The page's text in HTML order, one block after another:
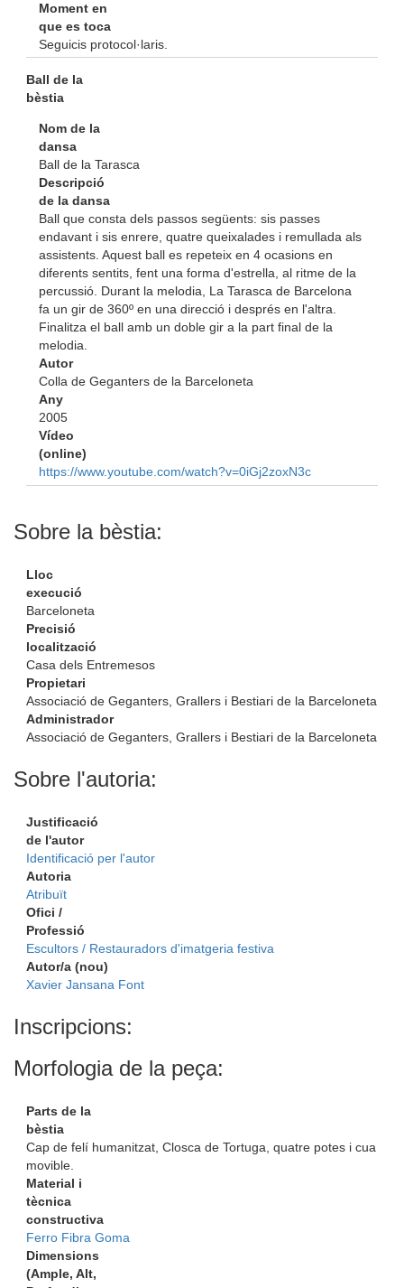
Moment en
que es toca
Seguicis protocol·laris.
Ball de la
bèstia
Nom de la
dansa
Ball de la Tarasca
Descripció
de la dansa
Ball que consta dels passos següents: sis passes
endavant i sis enrere, quatre queixalades i remullada als
assistents. Aquest ball es repeteix en 4 ocasions en
diferents sentits, fent una forma d'estrella, al ritme de la
percussió. Durant la melodia, La Tarasca de Barcelona
fa un gir de 360º en una direcció i després en l'altra.
Finalitza el ball amb un doble gir a la part final de la
melodia.
Autor
Colla de Geganters de la Barceloneta
Any
2005
Vídeo
(online)
https://www.youtube.com/watch?v=0iGj2zoxN3c
Sobre la bèstia:
Lloc
execució
Barceloneta
Precisió
localització
Casa dels Entremesos
Propietari
Associació de Geganters, Grallers i Bestiari de la Barceloneta
Administrador
Associació de Geganters, Grallers i Bestiari de la Barceloneta
Sobre l'autoria:
Justificació
de l'autor
Identificació per l'autor
Autoria
Atribuït
Ofici /
Professió
Escultors / Restauradors d'imatgeria festiva
Autor/a (nou)
Xavier Jansana Font
Inscripcions:
Morfologia de la peça:
Parts de la
bèstia
Cap de felí humanitzat, Closca de Tortuga, quatre potes i cua
movible.
Material i
tècnica
constructiva
Ferro Fibra Goma
Dimensions
(Ample, Alt,